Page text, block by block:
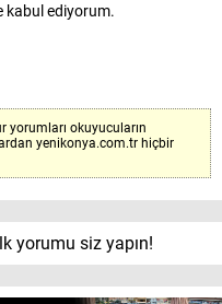
kabul ediyorum.
yorumları okuyucuların
yenikonya.com.tr hiçbir
yorumu siz yapın!